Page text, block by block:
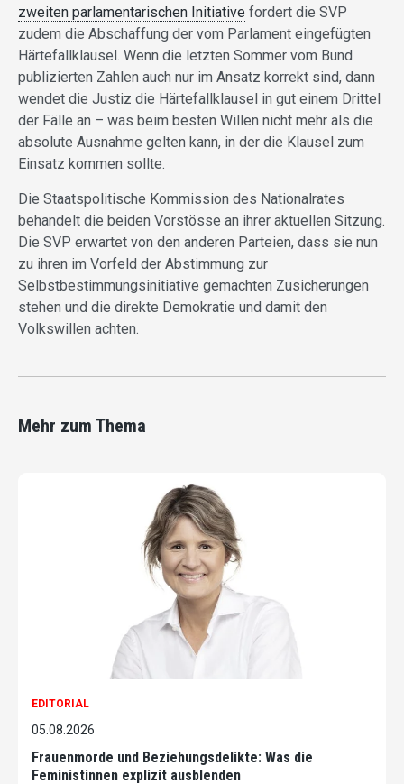
zweiten parlamentarischen Initiative fordert die SVP
zudem die Abschaffung der vom Parlament eingefügten
Härtefallklausel. Wenn die letzten Sommer vom Bund
publizierten Zahlen auch nur im Ansatz korrekt sind, dann
wendet die Justiz die Härtefallklausel in gut einem Drittel
der Fälle an – was beim besten Willen nicht mehr als die
absolute Ausnahme gelten kann, in der die Klausel zum
Einsatz kommen sollte.
Die Staatspolitische Kommission des Nationalrates
behandelt die beiden Vorstösse an ihrer aktuellen Sitzung.
Die SVP erwartet von den anderen Parteien, dass sie nun
zu ihren im Vorfeld der Abstimmung zur
Selbstbestimmungsinitiative gemachten Zusicherungen
stehen und die direkte Demokratie und damit den
Volkswillen achten.
Mehr zum Thema
EDITORIAL
05.08.2026
Frauenmorde und Beziehungsdelikte: Was die
Feministinnen explizit ausblenden